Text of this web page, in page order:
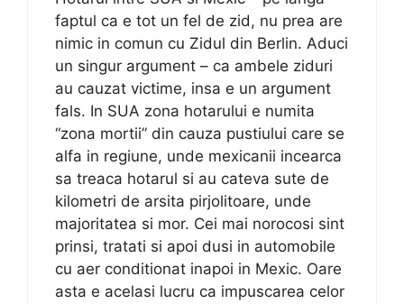
faptul ca e tot un fel de zid, nu prea are
nimic in comun cu Zidul din Berlin. Aduci
un singur argument – ca ambele ziduri
au cauzat victime, insa e un argument
fals. In SUA zona hotarului e numita
“zona mortii” din cauza pustiului care se
alfa in regiune, unde mexicanii incearca
sa treaca hotarul si au cateva sute de
kilometri de arsita pirjolitoare, unde
majoritatea si mor. Cei mai norocosi sint
prinsi, tratati si apoi dusi in automobile
cu aer conditionat inapoi in Mexic. Oare
asta e acelasi lucru ca impuscarea celor